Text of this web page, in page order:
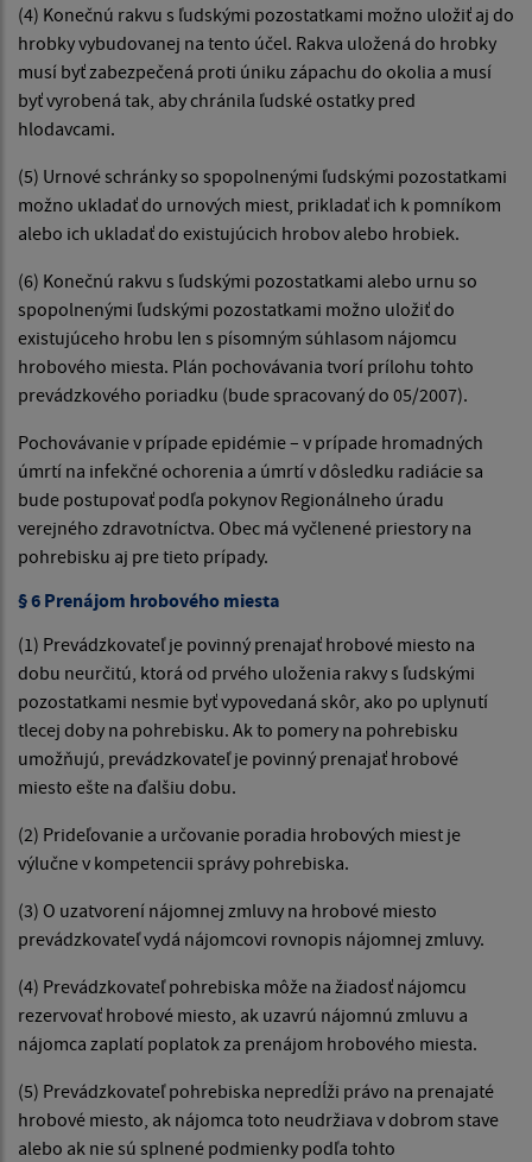
(4) Konečnú rakvu s ľudskými pozostatkami možno uložiť aj do
hrobky vybudovanej na tento účel. Rakva uložená do hrobky
musí byť zabezpečená proti úniku zápachu do okolia a musí
byť vyrobená tak, aby chránila ľudské ostatky pred
hlodavcami.
(5) Urnové schránky so spopolnenými ľudskými pozostatkami
možno ukladať do urnových miest, prikladať ich k pomníkom
alebo ich ukladať do existujúcich hrobov alebo hrobiek.
(6) Konečnú rakvu s ľudskými pozostatkami alebo urnu so
spopolnenými ľudskými pozostatkami možno uložiť do
existujúceho hrobu len s písomným súhlasom nájomcu
hrobového miesta. Plán pochovávania tvorí prílohu tohto
prevádzkového poriadku (bude spracovaný do 05/2007).
Pochovávanie v prípade epidémie – v prípade hromadných
úmrtí na infekčné ochorenia a úmrtí v dôsledku radiácie sa
bude postupovať podľa pokynov Regionálneho úradu
verejného zdravotníctva. Obec má vyčlenené priestory na
pohrebisku aj pre tieto prípady.
§ 6 Prenájom hrobového miesta
(1) Prevádzkovateľ je povinný prenajať hrobové miesto na
dobu neurčitú, ktorá od prvého uloženia rakvy s ľudskými
pozostatkami nesmie byť vypovedaná skôr, ako po uplynutí
tlecej doby na pohrebisku. Ak to pomery na pohrebisku
umožňujú, prevádzkovateľ je povinný prenajať hrobové
miesto ešte na ďalšiu dobu.
(2) Prideľovanie a určovanie poradia hrobových miest je
výlučne v kompetencii správy pohrebiska.
(3) O uzatvorení nájomnej zmluvy na hrobové miesto
prevádzkovateľ vydá nájomcovi rovnopis nájomnej zmluvy.
(4) Prevádzkovateľ pohrebiska môže na žiadosť nájomcu
rezervovať hrobové miesto, ak uzavrú nájomnú zmluvu a
nájomca zaplatí poplatok za prenájom hrobového miesta.
(5) Prevádzkovateľ pohrebiska nepredĺži právo na prenajaté
hrobové miesto, ak nájomca toto neudržiava v dobrom stave
alebo ak nie sú splnené podmienky podľa tohto